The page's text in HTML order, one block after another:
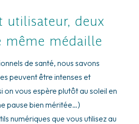
utilisateur, deux
même médaille
de santé, nous savons
peuvent être intenses et
on vous espère plutôt au soleil en
pause bien méritée…)
numériques que vous utilisez au